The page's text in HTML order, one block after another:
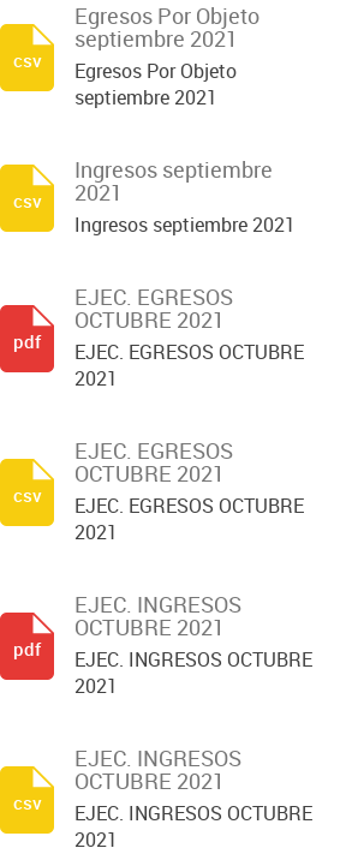
Egresos Por Objeto
septiembre 2021
Egresos Por Objeto
septiembre 2021
csv
Ingresos septiembre
2021
Ingresos septiembre 2021
csv
EJEC. EGRESOS
OCTUBRE 2021
EJEC. EGRESOS OCTUBRE
2021
pdf
EJEC. EGRESOS
OCTUBRE 2021
EJEC. EGRESOS OCTUBRE
2021
csv
EJEC. INGRESOS
OCTUBRE 2021
EJEC. INGRESOS OCTUBRE
2021
pdf
EJEC. INGRESOS
OCTUBRE 2021
EJEC. INGRESOS OCTUBRE
2021
csv